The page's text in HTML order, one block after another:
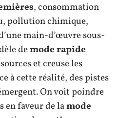
, consommation
pollution chimique,
main-d’œuvre sous-
demode rapide
et creuse les
à cette réalité, des pistes
On voit poindre
en faveur de lamode